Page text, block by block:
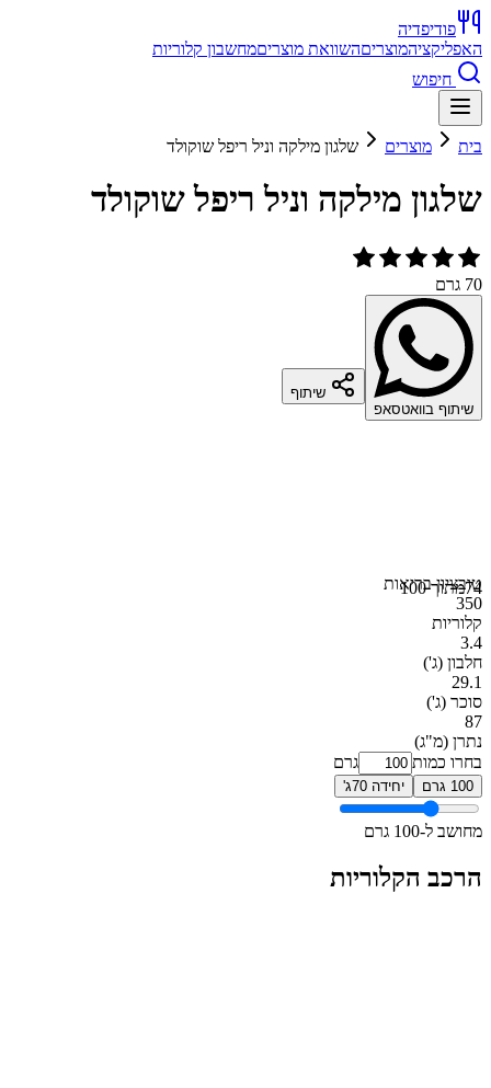
פודיפדיה
האפליקציהמוצריםהשוואת מוצריםמחשבון קלוריות
חיפוש
בית מוצרים שלגון מילקה וניל ריפל שוקולד
שלגון מילקה וניל ריפל שוקולד
70 גרם
שיתוף בוואטסאפ
שיתוף
74מתוך 100טובציון בריאות
350
קלוריות
3.4
חלבון (ג')
29.1
סוכר (ג')
87
נתרן (מ"ג)
בחרו כמות
גרם
100 גרם יחידה 70ג'
מחושב ל-100 גרם
הרכב הקלוריות